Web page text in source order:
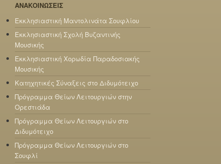
ΑΝΑΚΟΙΝΩΣΕΙΣ
Εκκλησιαστική Μαντολινάτα Σουφλίου
Εκκλησιαστική Σχολή Βυζαντινής
Μουσικής
Εκκλησιαστική Χορωδία Παραδοσιακής
Μουσικής
Κατηχητικές Σύναξεις στο Διδυμότειχο
Πρόγραμμα Θείων Λειτουργιών στην
Ορεστιάδα
Πρόγραμμα Θείων Λειτουργιών στο
Διδυμότειχο
Πρόγραμμα Θείων Λειτουργιών στο
Σουφλί